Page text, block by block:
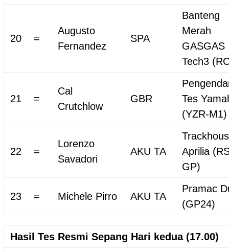
20 =
Augusto
Fernandez
SPA
Banteng
Merah
GASGAS
Tech3
21 =
Cal
Crutchlow
GBR
Tes
(YZR-M1)
22 =
Lorenzo
Savadori
AKU TA
Aprilia
GP)
23 = Michele Pirro AKU TA
Pramac
(GP24)
Hasil Tes Resmi Sepang Hari kedua (17.00)